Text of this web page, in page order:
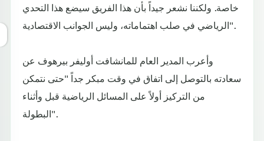
خاصة. ولكننا نشعر جيداً بأن هذا الفريق سيضع هذا التحدي
الرياضي في صلب اهتماماته، وليس الجوانب الاقتصادية".
وأعرب المدير العام للمانشافت أوليفر بيرهوف عن
سعادته بالتوصل إلى اتفاق في وقت مبكر جداً "حتى نتمكن
من التركيز أولاً على المسائل الرياضية قبل وأثناء
البطولة".